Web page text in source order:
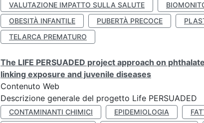
VALUTAZIONE IMPATTO SULLA SALUTE
OBESITÀ INFANTILE
PUBERTÀ PRECOCE
TELARCA PREMATURO
The LIFE PERSUADED project approach on
linking exposure and juvenile diseases
Contenuto Web
Descrizione generale del progetto Life PERSUADED
CONTAMINANTI CHIMICI EPIDEMIOLOGIA